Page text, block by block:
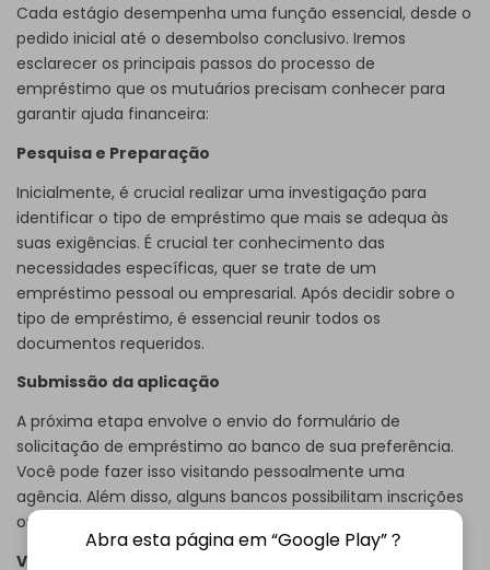
Cada estágio desempenha uma função essencial, desde o
pedido inicial até o desembolso conclusivo. Iremos
esclarecer os principais passos do processo de
empréstimo que os mutuários precisam conhecer para
garantir ajuda financeira:
Pesquisa e Preparação
Inicialmente, é crucial realizar uma investigação para
identificar o tipo de empréstimo que mais se adequa às
suas exigências. É crucial ter conhecimento das
necessidades específicas, quer se trate de um
empréstimo pessoal ou empresarial. Após decidir sobre o
tipo de empréstimo, é essencial reunir todos os
documentos requeridos.
Submissão da aplicação
A próxima etapa envolve o envio do formulário de
solicitação de empréstimo ao banco de sua preferência.
Você pode fazer isso visitando pessoalmente uma
agência. Além disso, alguns bancos possibilitam inscrições
online através de seus sites.
Verificação de documentos
Abra esta página em “Google Play”？